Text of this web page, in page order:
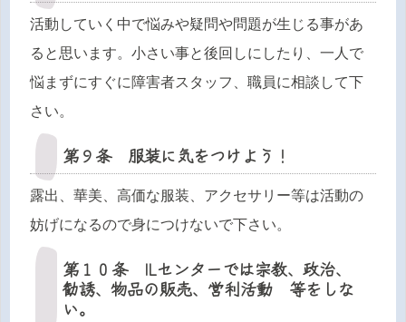
活動していく中で悩みや疑問や問題が生じる事があ
ると思います。小さい事と後回しにしたり、一人で
悩まずにすぐに障害者スタッフ、職員に相談して下
さい。
第９条 服装に気をつけよう！
露出、華美、高価な服装、アクセサリー等は活動の
妨げになるので身につけないで下さい。
第１０条 ILセンターでは宗教、政治、
勧誘、物品の販売、営利活動 等をしな
い。